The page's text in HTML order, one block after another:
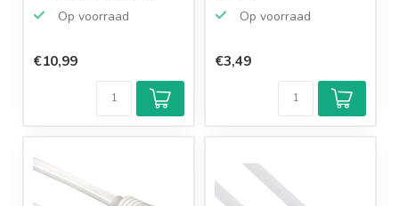
Op voorraad
€10,99
Op voorraad
€3,49